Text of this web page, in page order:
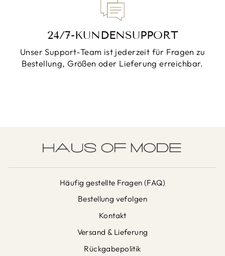
24/7-KUNDENSUPPORT
Unser Support-Team ist jederzeit für Fragen zu
Bestellung, Größen oder Lieferung erreichbar.
Häufig gestellte Fragen (FAQ)
Bestellung vefolgen
Kontakt
Versand & Lieferung
Rückgabepolitik